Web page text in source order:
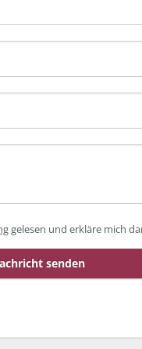
gelesen und erkläre mich